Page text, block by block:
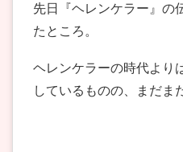
先日『ヘレンケラー』の
たところ。
ヘレンケラーの時代より
しているものの、まだま